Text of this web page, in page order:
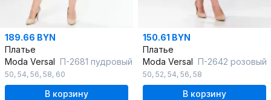
189.66 BYN
Платье
Moda Versal П-2681 пудровый
50, 54, 56, 58, 60
В корзину
150.61 BYN
Платье
Moda Versal П-2642 розовый
50, 52, 54, 56, 58
В корзину